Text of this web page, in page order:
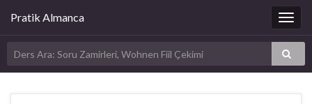
Pratik Almanca